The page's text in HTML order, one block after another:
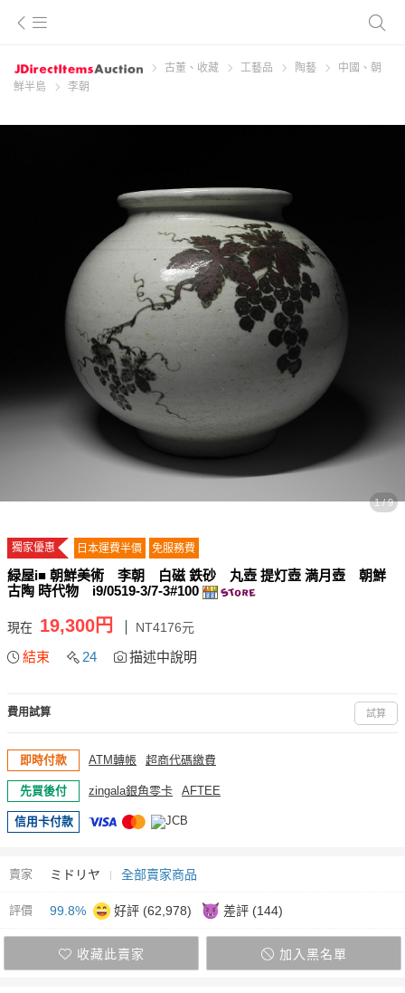
古董、收藏 工藝品 陶藝
中國、朝
鮮半島
李朝
1 / 9
獨家優惠 日本運費半價 免服務費
緑屋i■ 朝鮮美術 李朝 白磁 鉄砂 丸壺 提灯壺 満月壺 朝鮮
古陶 時代物 i9/0519-3/7-3#100
現在 19,300円 NT4176元
結束 24 描述中說明
費用試算 試算
即時付款 ATM轉帳 超商代碼繳費
先買後付 zingala銀角零卡 AFTEE
信用卡付款
賣家 ミドリヤ 全部賣家商品
評價 99.8% 好評 (62,978) 差評 (144)
收藏此賣家 加入黑名單